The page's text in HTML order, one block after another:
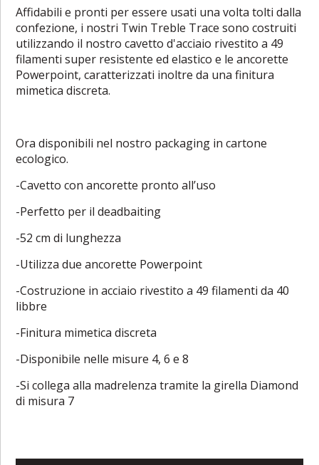
Affidabili e pronti per essere usati una volta tolti dalla
confezione, i nostri Twin Treble Trace sono costruiti
utilizzando il nostro cavetto d'acciaio rivestito a 49
filamenti super resistente ed elastico e le ancorette
Powerpoint, caratterizzati inoltre da una finitura
mimetica discreta.
Ora disponibili nel nostro packaging in cartone
ecologico.
-Cavetto con ancorette pronto all’uso
-Perfetto per il deadbaiting
-52 cm di lunghezza
-Utilizza due ancorette Powerpoint
-Costruzione in acciaio rivestito a 49 filamenti da 40
libbre
-Finitura mimetica discreta
-Disponibile nelle misure 4, 6 e 8
-Si collega alla madrelenza tramite la girella Diamond
di misura 7